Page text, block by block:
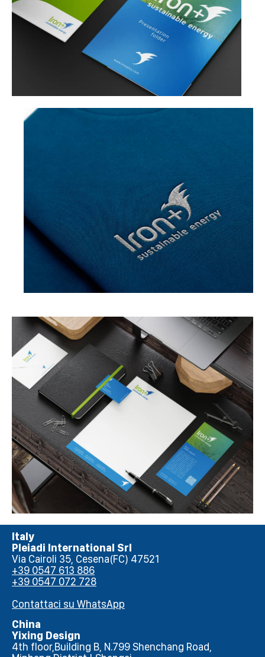
Italy
Pleiadi International Srl
Via Cairoli 35, Cesena(FC) 47521
+39 0547 613 886
+39 0547 072 728
Contattaci su WhatsApp
China
Yixing Design
4th floor,Building B, N.799 Shenchang Road,